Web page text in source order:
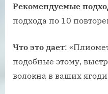
Рекомендуемые
подхода по 10
Что это дает:
подобные этому,
волокна в ваших